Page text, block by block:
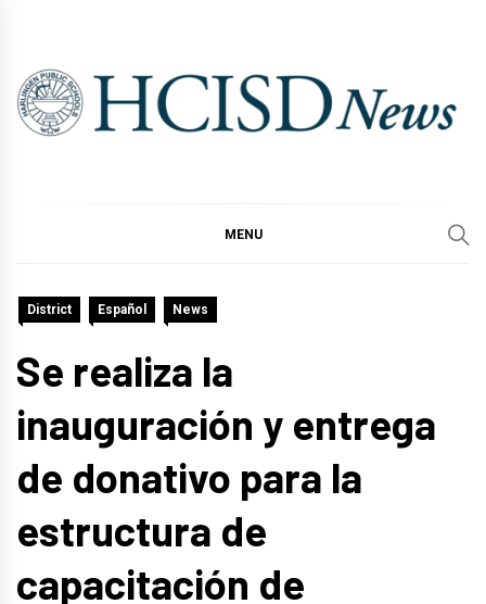
content
MENU
District Español News
Se realiza la
inauguración y entrega
de donativo para la
estructura de
capacitación de